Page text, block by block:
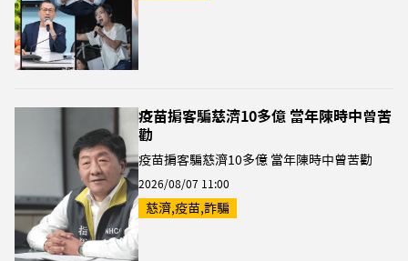
疫苗掮客騙慈濟10多億 當年陳時中曾苦
勸
疫苗掮客騙慈濟10多億 當年陳時中曾苦勸
2026/08/07 11:00
慈濟,疫苗,詐騙